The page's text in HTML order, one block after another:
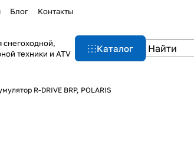
Блог Контакты
снегоходной,
техники и ATV
Каталог
R-DRIVE BRP, POLARIS